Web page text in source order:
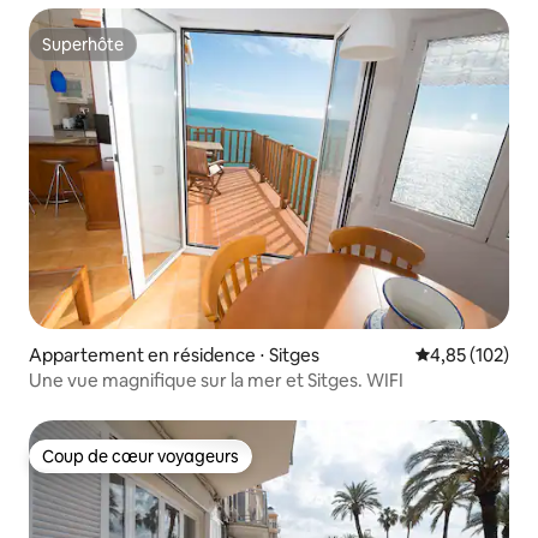
laissez la vaisselle propre et les ordures
dans les poubelles.
Superhôte
Superhôte
Appartement en résidence ⋅ Sitges Évaluation
4,85 (102)
Une vue magnifique sur la mer et Sitges. WIFI
Coup de cœur voyageurs
Coup de cœur voyageurs